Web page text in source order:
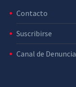
Contacto
Suscribirse
Canal de